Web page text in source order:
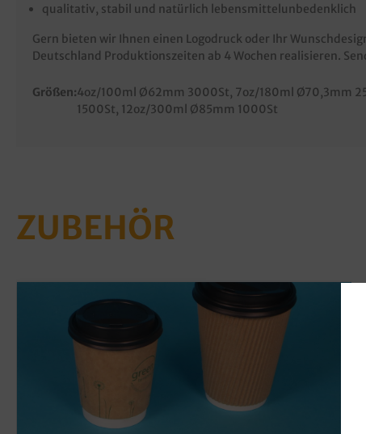
qualitativ, stabil und natürlich lebensmittelunbedenklich
Gern bieten wir Ihnen einen Logodruck oder Ihr
Deutschland Produktionszeiten ab 4 Wochen realisieren.
Größen:4oz/100ml Ø62mm 3000St , 7oz/180ml Ø70,3mm
1500St , 12oz/300ml Ø85mm 1000St
ZUBEHÖR